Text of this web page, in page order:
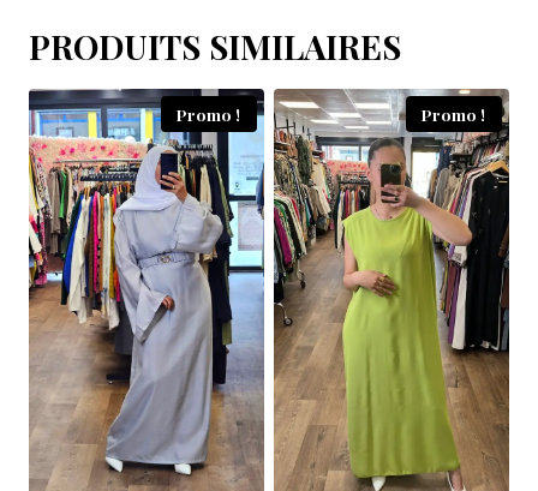
PRODUITS SIMILAIRES
Promo ! Promo !